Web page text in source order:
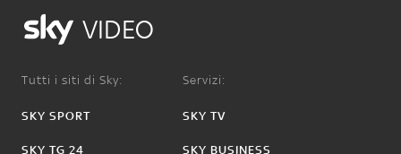
VIDEO
Tutti i siti di Sky:
SKY SPORT
SKY TG 24
Servizi:
SKY TV
SKY BUSINESS